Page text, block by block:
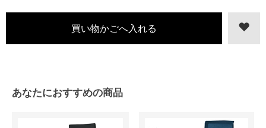
あなたにおすすめの商品